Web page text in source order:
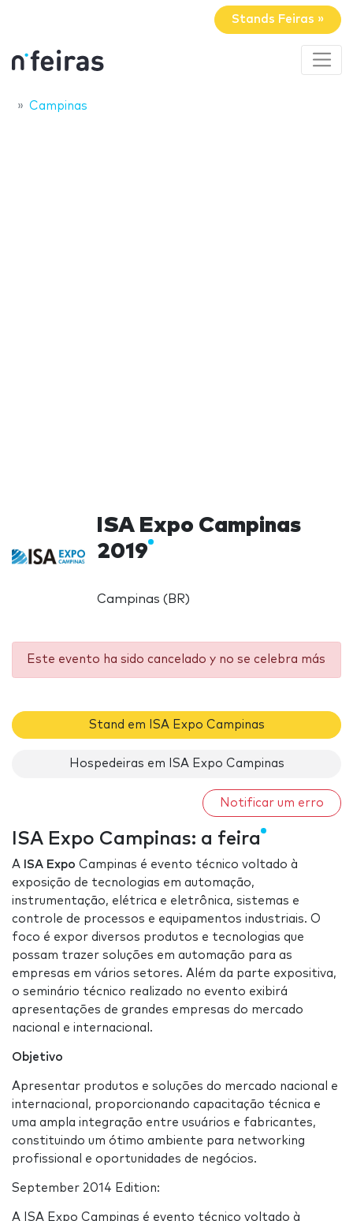
Stands Feiras »
Campinas
ISA Expo Campinas
2019
Campinas (BR)
Este evento ha sido cancelado y no se celebra más
Stand em ISA Expo Campinas
Hospedeiras em ISA Expo Campinas
Notificar um erro
ISA Expo Campinas: a feira
A ISA Expo Campinas é evento técnico voltado à
exposição de tecnologias em automação,
instrumentação, elétrica e eletrônica, sistemas e
controle de processos e equipamentos industriais. O
foco é expor diversos produtos e tecnologias que
possam trazer soluções em automação para as
empresas em vários setores. Além da parte expositiva,
o seminário técnico realizado no evento exibirá
apresentações de grandes empresas do mercado
nacional e internacional.
Objetivo
Apresentar produtos e soluções do mercado nacional e
internacional, proporcionando capacitação técnica e
uma ampla integração entre usuários e fabricantes,
constituindo um ótimo ambiente para networking
profissional e oportunidades de negócios.
September 2014 Edition:
A ISA Expo Campinas é evento técnico voltado à